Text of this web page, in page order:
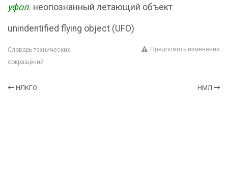
уфол. неопознанный летающий объект
unindentified flying object (UFO)
Словарь технических
сокращений
Предложить изменения
НЛКГО НМЛ